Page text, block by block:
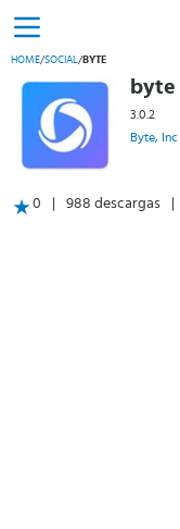
HOME/SOCIAL/ BYTE
byte
3.0.2
Byte, Inc
0 988 descargas